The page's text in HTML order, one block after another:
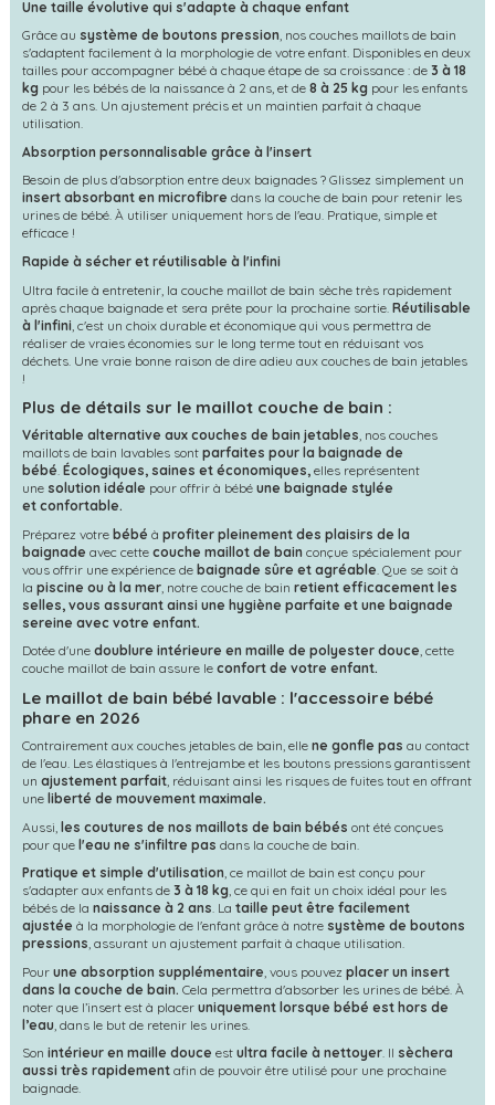
Une taille évolutive qui s'adapte à chaque enfant
Grâce au système de boutons pression, nos couches maillots de bain
s'adaptent facilement à la morphologie de votre enfant. Disponibles en deux
tailles pour accompagner bébé à chaque étape de sa croissance : de 3 à 18
kg pour les bébés de la naissance à 2 ans, et de 8 à 25 kg pour les enfants
de 2 à 3 ans. Un ajustement précis et un maintien parfait à chaque
utilisation.
Absorption personnalisable grâce à l'insert
Besoin de plus d'absorption entre deux baignades ? Glissez simplement un
insert absorbant en microfibre dans la couche de bain pour retenir les
urines de bébé. À utiliser uniquement hors de l'eau. Pratique, simple et
efficace !
Rapide à sécher et réutilisable à l'infini
Ultra facile à entretenir, la couche maillot de bain sèche très rapidement
après chaque baignade et sera prête pour la prochaine sortie. Réutilisable
à l'infini , c'est un choix durable et économique qui vous permettra de
réaliser de vraies économies sur le long terme tout en réduisant vos
déchets. Une vraie bonne raison de dire adieu aux couches de bain jetables
!
Plus de détails sur le maillot couche de bain :
Véritable alternative aux couches de bain jetables, nos couches
maillots de bain lavables sont parfaites pour la baignade de
bébé. Écologiques, saines et économiques, elles représentent
une solution idéale pour offrir à bébé une baignade stylée
et confortable.
Préparez votre bébé à profiter pleinement des plaisirs de la
baignade avec cette couche maillot de bain conçue spécialement pour
vous offrir une expérience de baignade sûre et agréable . Que se soit à
la piscine ou à la mer , notre couche de bain retient efficacement les
selles, vous assurant ainsi une hygiène parfaite et une baignade
sereine avec votre enfant.
Dotée d'une doublure intérieure en maille de polyester douce, cette
couche maillot de bain assure le confort de votre enfant.
Le maillot de bain bébé lavable : l'accessoire bébé
phare en 2026
Contrairement aux couches jetables de bain, elle ne gonfle pas au contact
de l'eau. Les élastiques à l'entrejambe et les boutons pressions garantissent
un ajustement parfait , réduisant ainsi les risques de fuites tout en offrant
une liberté de mouvement maximale.
Aussi, les coutures de nos maillots de bain bébés ont été conçues
pour que l'eau ne s'infiltre pas dans la couche de bain.
Pratique et simple d'utilisation, ce maillot de bain est conçu pour
s'adapter aux enfants de 3 à 18 kg, ce qui en fait un choix idéal pour les
bébés de la naissance à 2 ans. La taille peut être facilement
ajustée à la morphologie de l'enfant grâce à notre système de boutons
pressions, assurant un ajustement parfait à chaque utilisation.
Pour une absorption supplémentaire , vous pouvez placer un insert
dans la couche de bain. Cela permettra d'absorber les urines de bébé. À
noter que l’insert est à placer uniquement lorsque bébé est hors de
l’eau , dans le but de retenir les urines.
Son intérieur en maille douce est ultra facile à nettoyer. Il sèchera
aussi très rapidement afin de pouvoir être utilisé pour une prochaine
baignade.